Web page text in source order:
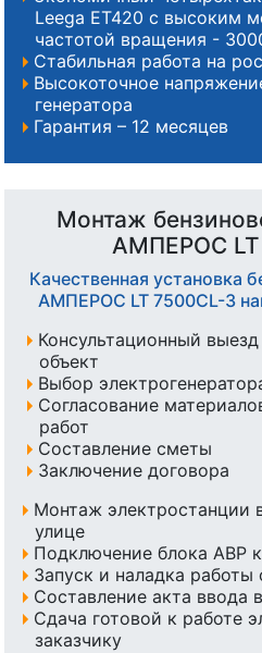
Leega ET420 с высоким
частотой вращения -
Стабильная работа на
Высокоточное
генератора
Гарантия – 12 месяцев
Монтаж
АМПЕРОС LT
Качественная установка
АМПЕРОС LT 7500CL-3
Консультационный
объект
Выбор
Согласование
работ
Составление сметы
Заключение договора
Монтаж электростанции
улице
Подключение блока АВР
Запуск и наладка работы
Составление акта ввода
Сдача готовой к работе
заказчику